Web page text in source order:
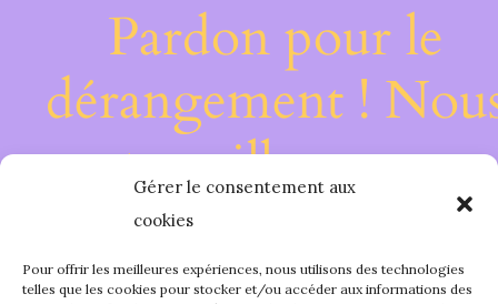
Gérer le consentement aux
cookies
Pour offrir les meilleures expériences, nous utilisons des technologies
telles que les cookies pour stocker et/ou accéder aux informations des
Pardon pour le
dérangement !
travaillons sur
quelque chose de